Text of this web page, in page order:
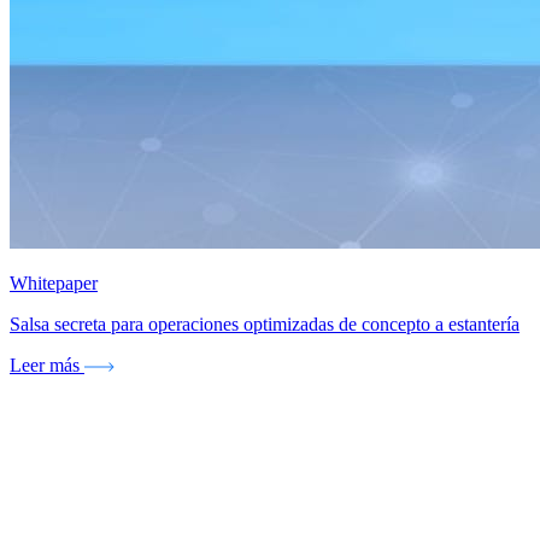
Whitepaper
Salsa secreta para operaciones optimizadas de concepto a estantería
Leer más